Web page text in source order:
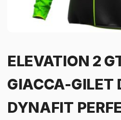
ELEVATION 2
GIACCA-GILET
DYNAFIT